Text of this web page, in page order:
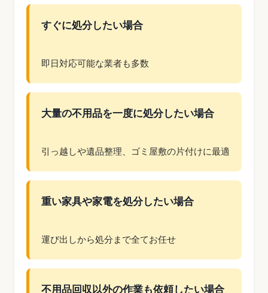
すぐに処分したい場合
即日対応可能な業者も多数
大量の不用品を一度に処分したい場合
引っ越しや遺品整理、ゴミ屋敷の片付けに最適
重い家具や家電を処分したい場合
運び出しから処分まで全てお任せ
不用品回収以外の作業も依頼したい場合